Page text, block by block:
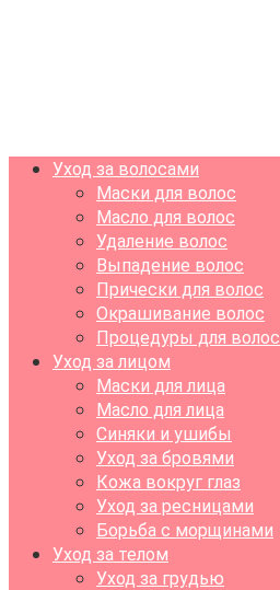
Уход за волосами
Маски для волос
Масло для волос
Удаление волос
Выпадение волос
Прически для волос
Окрашивание волос
Процедуры для волос
Уход за лицом
Маски для лица
Масло для лица
Синяки и ушибы
Уход за бровями
Кожа вокруг глаз
Уход за ресницами
Борьба с морщинами
Уход за телом
Уход за грудью